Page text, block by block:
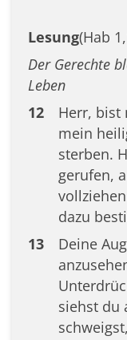
Lesung(Hab
Der Gerechte
Leben
12
Herr, bist
mein
sterben.
gerufen,
dazu
13
Deine
siehst du